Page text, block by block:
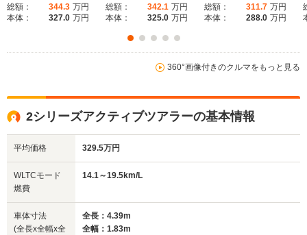
総額： 344.3 万円
本体：
327.0 万円
総額： 342.1 万円
本体：
325.0 万円
総額： 311.7 万円
本体：
288.0 万円
360°画像付きのクルマをもっと見る
2シリーズアクティブツアラーの基本情報
平均価格 329.5万円
WLTCモード
燃費
14.1～19.5km/L
車体寸法
(全長x全幅x全
全長：4.39m
全幅：1.83m